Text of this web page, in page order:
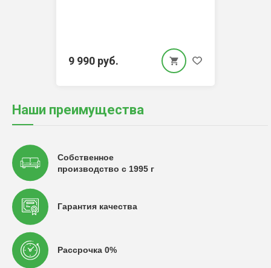
9 990 руб.
Наши преимущества
Собственное
производство с 1995 г
Гарантия качества
Рассрочка 0%